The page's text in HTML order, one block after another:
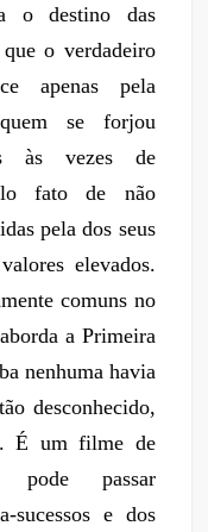
o destino das
o verdadeiro
apenas pela
se forjou
às vezes de
fato de não
pela dos seus
elevados.
comuns no
a Primeira
nenhuma havia
desconhecido,
É um filme de
pode passar
sucessos e dos